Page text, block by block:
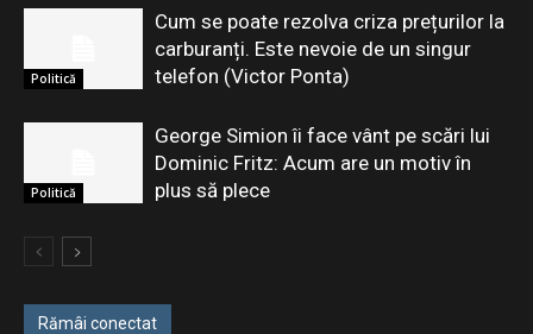
Politică
Cum se poate rezolva criza prețurilor la
carburanți. Este nevoie de un singur
telefon (Victor Ponta)
Politică
George Simion îi face vânt pe scări lui
Dominic Fritz: Acum are un motiv în
plus să plece
Rămâi conectat